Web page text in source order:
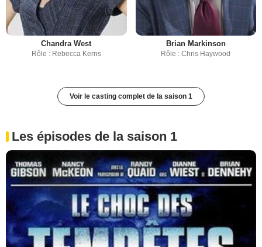
Chandra West
Rôle : Rebecca Kerns
Brian Markinson
Rôle : Chris Haywood
Voir le casting complet de la saison 1
Les épisodes de la saison 1